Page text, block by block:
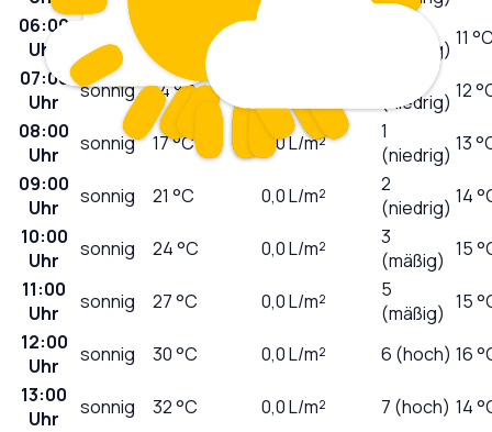
06:00
Uhr
(niedrig) 11
07:00
Uhr
sonnig 14°C
(niedrig) 12
08:00
Uhr
sonnig 17°C 0,0L/m²
1
(niedrig) 13
09:00
Uhr
sonnig 21 °C 0,0L/m²
2
(niedrig) 14
10:00
Uhr
sonnig 24°C 0,0L/m²
3
(mäßig) 15
11:00
Uhr
sonnig 27°C 0,0L/m²
5
(mäßig) 15
12:00
Uhr
sonnig 30°C 0,0L/m² 6 (hoch) 16
13:00
Uhr
sonnig 32°C 0,0L/m² 7 (hoch) 14